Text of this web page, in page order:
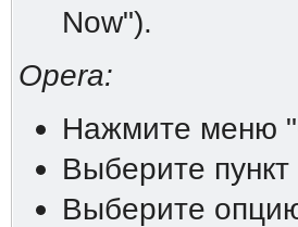
Now").
Opera:
Нажмите меню
Выберите
Выберите